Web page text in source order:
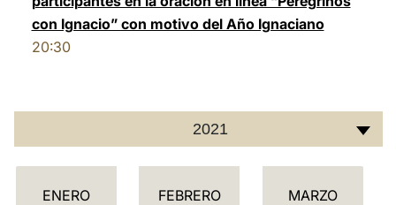
con Ignacio” con motivo del Año Ignaciano
20:30
2021
C
ENERO FEBRERO MARZO